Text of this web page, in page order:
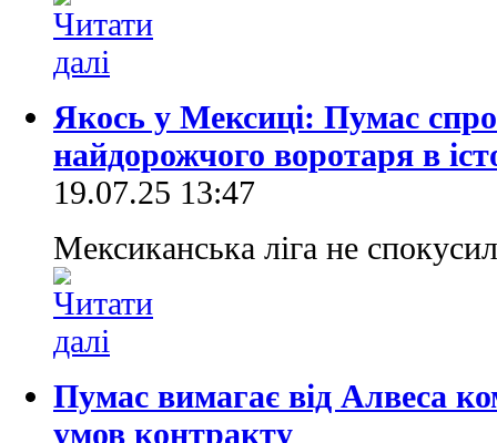
Якось у Мексиці: Пумас
найдорожчого воротаря в
19.07.25 13:47
Мексиканська ліга не
Пумас вимагає від Алвеса
умов контракту